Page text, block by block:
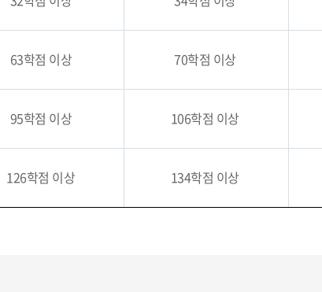
63학점 이상 70학점 이상
95학점 이상 106학점 이상
126학점 이상 134학점 이상